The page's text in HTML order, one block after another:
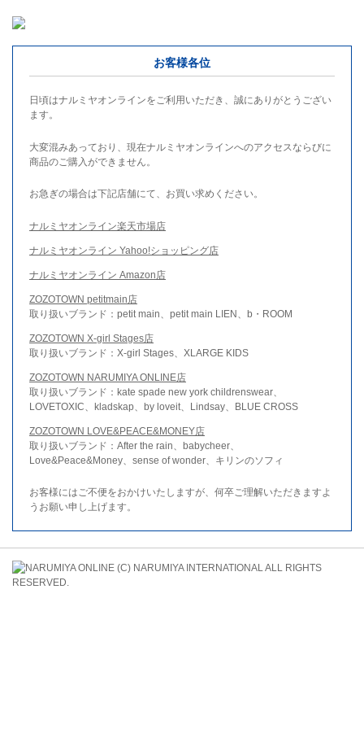
お客様各位
日頃はナルミヤオンラインをご利用いただき、誠にありがとうござい
ます。
大変混みあっており、現在ナルミヤオンラインへのアクセスならびに
商品のご購入ができません。
お急ぎの場合は下記店舗にて、お買い求めください。
ナルミヤオンライン楽天市場店
ナルミヤオンライン Yahoo!ショッピング店
ナルミヤオンライン Amazon店
ZOZOTOWN petitmain店
取り扱いブランド：petit main、petit main LIEN、b・ROOM
ZOZOTOWN X-girl Stages店
取り扱いブランド：X-girl Stages、XLARGE KIDS
ZOZOTOWN NARUMIYA ONLINE店
取り扱いブランド：kate spade new york childrenswear、
LOVETOXIC、kladskap、by loveit、Lindsay、BLUE CROSS
ZOZOTOWN LOVE&PEACE&MONEY店
取り扱いブランド：After the rain、babycheer、
Love&Peace&Money、sense of wonder、キリンのソフィ
お客様にはご不便をおかけいたしますが、何卒ご理解いただきますよ
うお願い申し上げます。